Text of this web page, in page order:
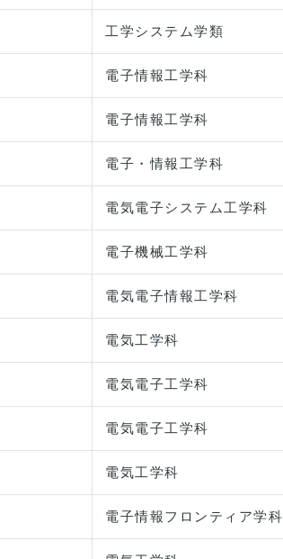
工学システム学類
電子情報工学科
電子情報工学科
電子・情報工学科
電気電子システム工学科
電子機械工学科
電気電子情報工学科
電気工学科
電気電子工学科
電気電子工学科
電気工学科
電子情報フロンティア学科